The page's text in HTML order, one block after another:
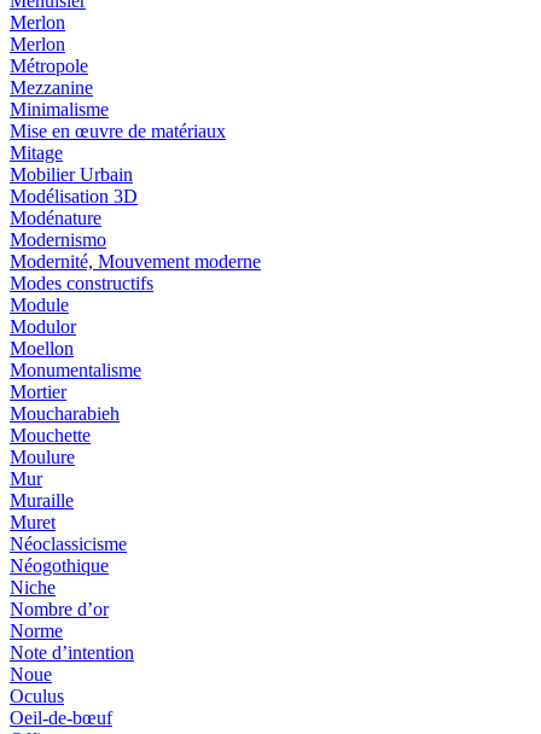
Merlon
Merlon
Métropole
Mezzanine
Minimalisme
Mise en œuvre de matériaux
Mitage
Mobilier Urbain
Modélisation 3D
Modénature
Modernismo
Modernité, Mouvement moderne
Modes constructifs
Module
Modulor
Moellon
Monumentalisme
Mortier
Moucharabieh
Mouchette
Moulure
Mur
Muraille
Muret
Néoclassicisme
Néogothique
Niche
Nombre d’or
Norme
Note d’intention
Noue
Oculus
Oeil-de-bœuf